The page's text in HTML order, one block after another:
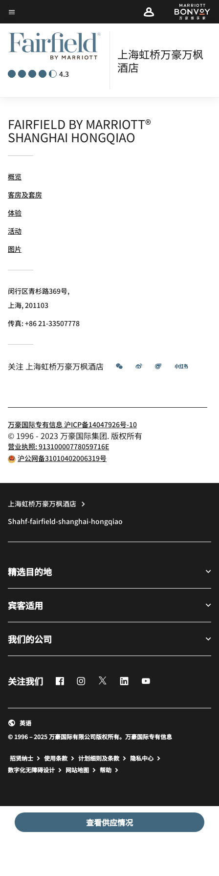
Skip
to
main
content
菜单文本
4.3
上海虹桥万豪万枫
酒店
查看供应情况
FAIRFIELD BY MARRIOTT®
SHANGHAI HONGQIAO
概览
客房及套房
体验
活动
图片
闵行区青杉路369号,
上海, 201103
传真:+86 21-33507778
关注上海虹桥万豪万枫酒店 微信 微博 飞猪 小红书
万豪国际专有信息 沪ICP备14047926号-10
© 1996 - 2023 万豪国际集团. 版权所有
营业执照: 91310000778059716E
沪公网备31010402006319号
上海虹桥万豪万枫酒店
Shahf-fairfield-shanghai-hongqiao
精选目的地
宾客适用
我们的公司
关注我们 FacebookInstagram
Twitter LinkedIn
© 1996 – 2025 万豪国际有限公司版权所有。万豪国际专有信息
英语
招贤纳士 使用条款 计划细则及条款
隐私中心
数字化无障碍设计
网站地图 打开新窗口
帮助